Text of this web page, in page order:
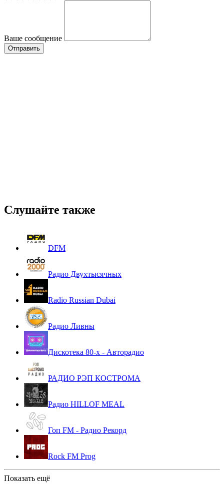
Ваше сообщение
Слушайте также
DFM
Радио Двухтысячных
Radio Russian Dubai
Радио Ливны
Дискотека 80-х - Авторадио
РАДИО РЭП КОСТРОМА
Радио HILLOF MEAL
Гоп FM - Радио Рекорд
Rock FM Prog
Показать ещё